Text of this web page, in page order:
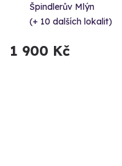
Špindlerův Mlýn
(+ 10 dalších lokalit)
1 900 Kč